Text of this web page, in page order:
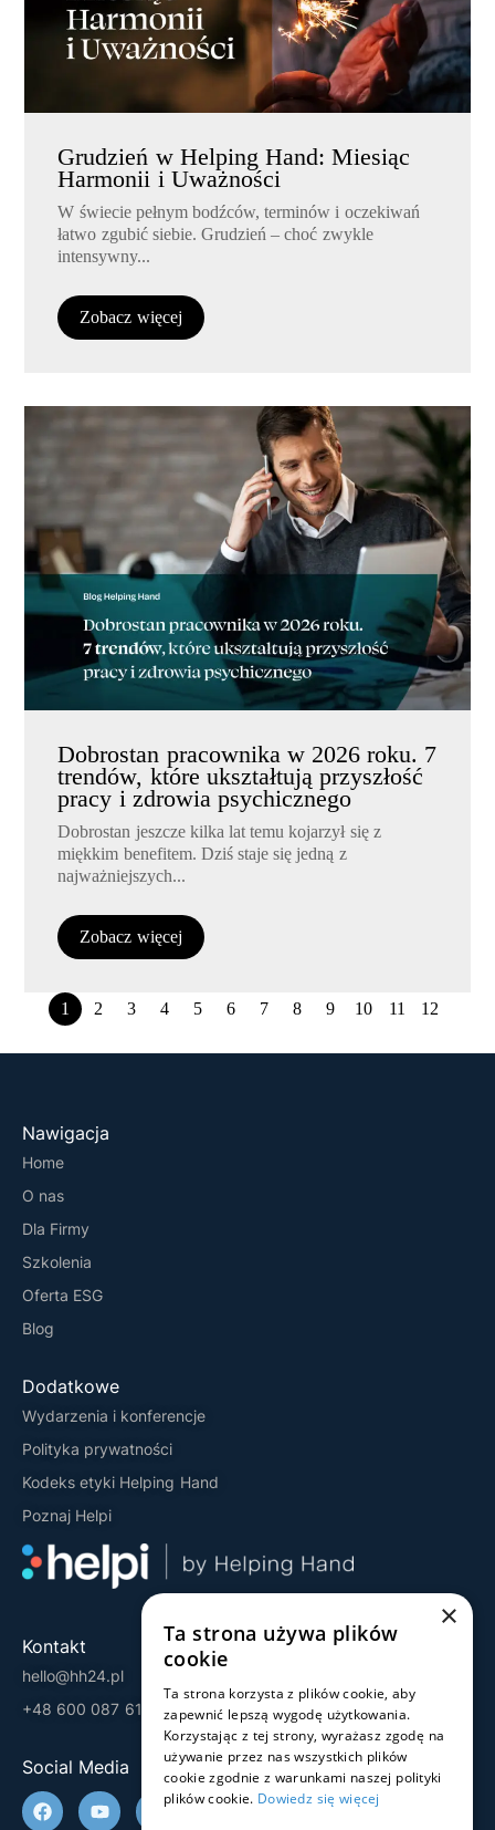
Grudzień w Helping Hand: Miesiąc
Harmonii i Uważności
W świecie pełnym bodźców, terminów i oczekiwań
łatwo zgubić siebie. Grudzień – choć zwykle
intensywny...
Zobacz więcej
Dobrostan pracownika w 2026 roku. 7
trendów, które ukształtują przyszłość
pracy i zdrowia psychicznego
Dobrostan jeszcze kilka lat temu kojarzył się z
miękkim benefitem. Dziś staje się jedną z
najważniejszych...
Zobacz więcej
1 2 3 4 5 6 7 8 9 10 11 12
Nawigacja
Home
O nas
Dla Firmy
Szkolenia
Oferta ESG
Blog
Dodatkowe
Wydarzenia i konferencje
Polityka prywatności
Kodeks etyki Helping Hand
Poznaj Helpi
Kontakt
hello@hh24.pl
+48 600 087 613
Social Media
×
Ta strona używa plików
cookie
Ta strona korzysta z plików cookie, aby
zapewnić lepszą wygodę użytkowania.
Korzystając z tej strony, wyrażasz zgodę na
używanie przez nas wszystkich plików
cookie zgodnie z warunkami naszej polityki
plików cookie. Dowiedz się więcej